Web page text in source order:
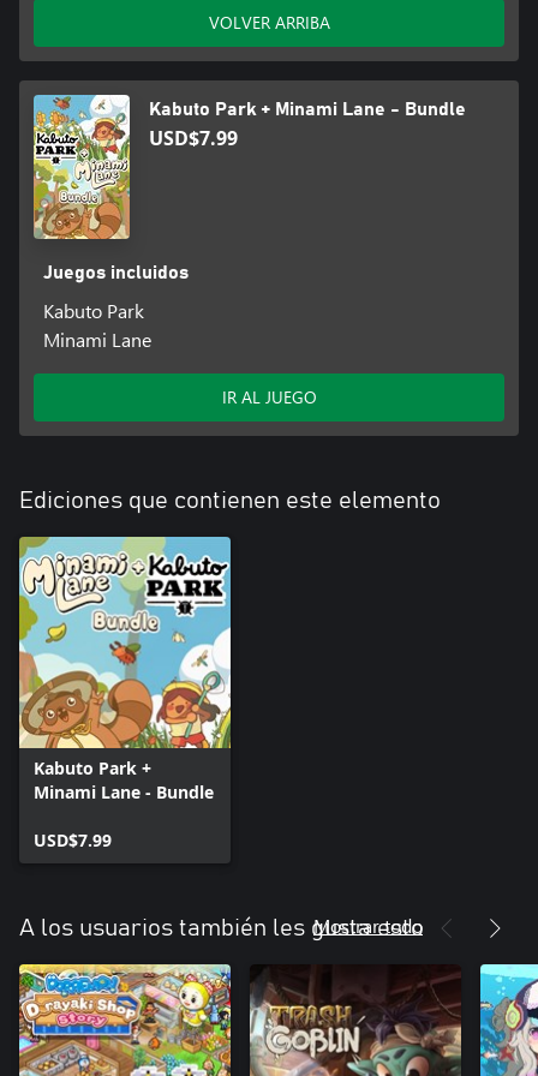
que podrás sumergirte en este mundo tranquilo y acogedor sin
el estrés que supone tener que completar unos objetivos.
VOLVER ARRIBA
Kabuto Park + Minami Lane - Bundle
USD$7.99
Juegos incluidos
Kabuto Park
Minami Lane
IR AL JUEGO
Ediciones que contienen este elemento
Kabuto Park +
Minami Lane - Bundle
USD$7.99
A los usuarios también les gusta esto
Mostrar todo